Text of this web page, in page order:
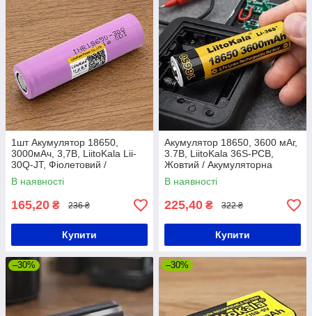
1шт Акумулятор 18650,
3000мАч, 3,7В, LiitoKala Lii-
30Q-JT, Фіолетовий /
Акумуляторна батарея / Літій
іонний акумулятор
В наявності
165,20 ₴ 236 ₴
Купити
Акумулятор 18650, 3600 мАг,
3.7В, LiitoKala 36S-PCB,
Жовтий / Акумуляторна
батарейка для ліхтарів /
Акумулятор літієвий
В наявності
225,40 ₴ 322 ₴
Купити
–30% –30%